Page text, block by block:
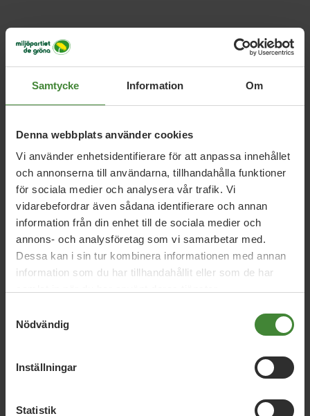
Samtycke Information Om
Denna webbplats använder cookies
Vi använder enhetsidentifierare för att anpassa innehållet
och annonserna till användarna, tillhandahålla funktioner
för sociala medier och analysera vår trafik. Vi
vidarebefordrar även sådana identifierare och annan
information från din enhet till de sociala medier och
annons- och analysföretag som vi samarbetar med.
Dessa kan i sin tur kombinera informationen med annan
information som du har tillhandahållit eller som de har
Nödvändig
Inställningar
Statistik
Relaterade nyheter
5 augusti 2026
Miljöpartiet: Sverige måste ställa krav på
nya datacenter
3 augusti 2026
Pride är över – nu fortsätter kampen för
hbtqi-personers rättigheter
30 juli 2026
Earth Overshoot Day: Naturkrisen är en
säkerhetsfråga